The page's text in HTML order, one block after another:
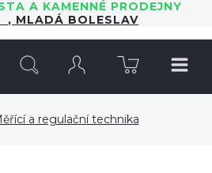
A KAMENNÉ PRODEJNY
, MLADÁ BOLESLAV
a regulační technika